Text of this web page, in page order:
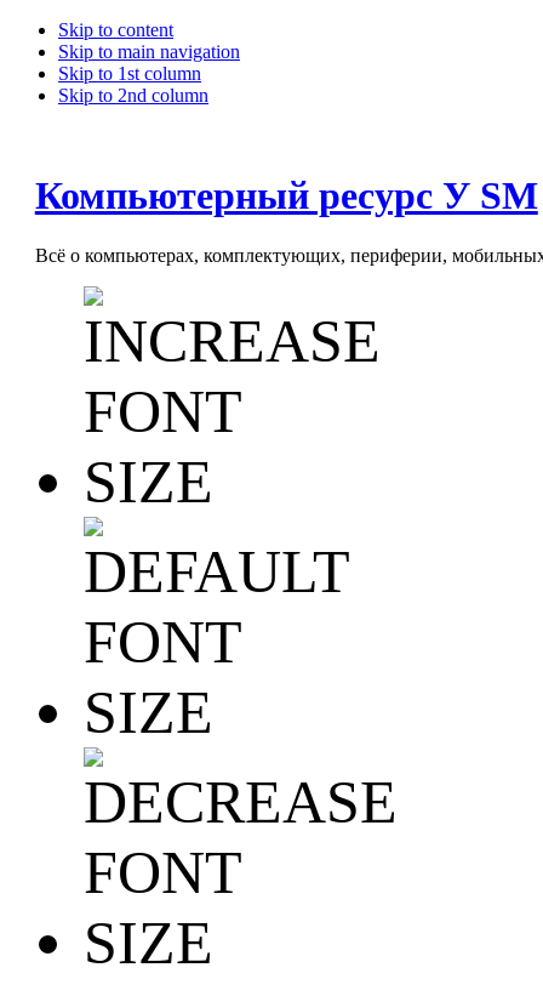
Skip to content
Skip to main navigation
Skip to 1st column
Skip to 2nd column
Компьютерный ресурс У SM
Всё о компьютерах, комплектующих, периферии, мобильных